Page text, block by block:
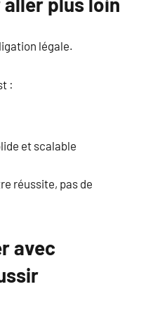
légale.
:
et scalable
réussite, pas de
avec